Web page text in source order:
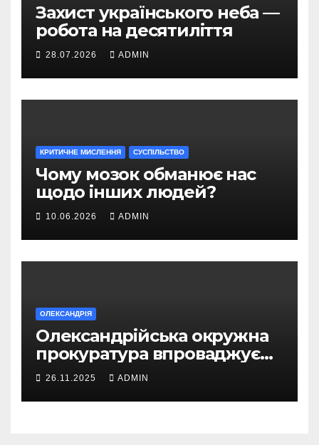
Захист українського неба —
робота на десятиліття
28.07.2026 ADMIN
КРИТИЧНЕ МИСЛЕННЯ СУСПІЛЬСТВО
Чому мозок обманює нас
щодо інших людей?
10.06.2026 ADMIN
ОЛЕКСАНДРІЯ
Олександрійська окружна
прокуратура впроваджує
безбар’єрний доступ для
26.11.2025 ADMIN